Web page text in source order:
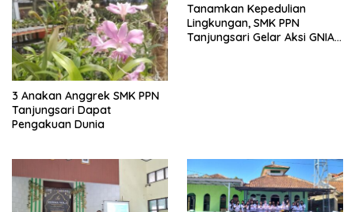
3 Anakan Anggrek SMK PPN
Tanjungsari Dapat
Pengakuan Dunia
Tanamkan Kepedulian
Lingkungan, SMK PPN
Tanjungsari Gelar Aksi GNIA